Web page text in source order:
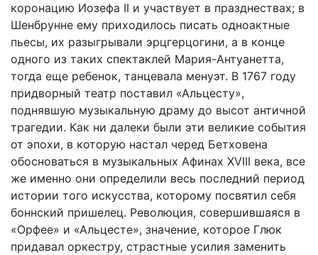
коронацию Иозефа II и участвует в празднествах; в
Шенбрунне ему приходилось писать одноактные
пьесы, их разыгрывали эрцгерцогини, а в конце
одного из таких спектаклей Мария-Антуанетта,
тогда еще ребенок, танцевала менуэт. В 1767 году
придворный театр поставил «Альцесту»,
поднявшую музыкальную драму до высот античной
трагедии. Как ни далеки были эти великие события
от эпохи, в которую настал черед Бетховена
обосноваться в музыкальных Афинах XVIII века, все
же именно они определили весь последний период
истории того искусства, которому посвятил себя
боннский пришелец. Революция, совершившаяся в
«Орфее» и «Альцесте», значение, которое Глюк
придавал оркестру, страстные усилия заменить